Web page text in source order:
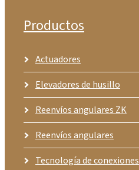
Productos
Actuadores
Elevadores de husillo
Reenvíos angulares ZK
Reenvíos angulares
Tecnología de conexiones